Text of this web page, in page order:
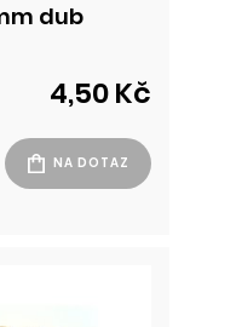
dub
4,50 Kč